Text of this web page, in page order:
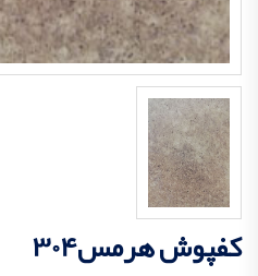
کفپوش هرمس304